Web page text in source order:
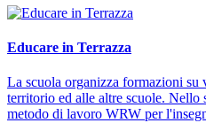
Educare in Terrazza
La scuola organizza formazioni su
territorio ed alle altre scuole.
metodo di lavoro WRW per